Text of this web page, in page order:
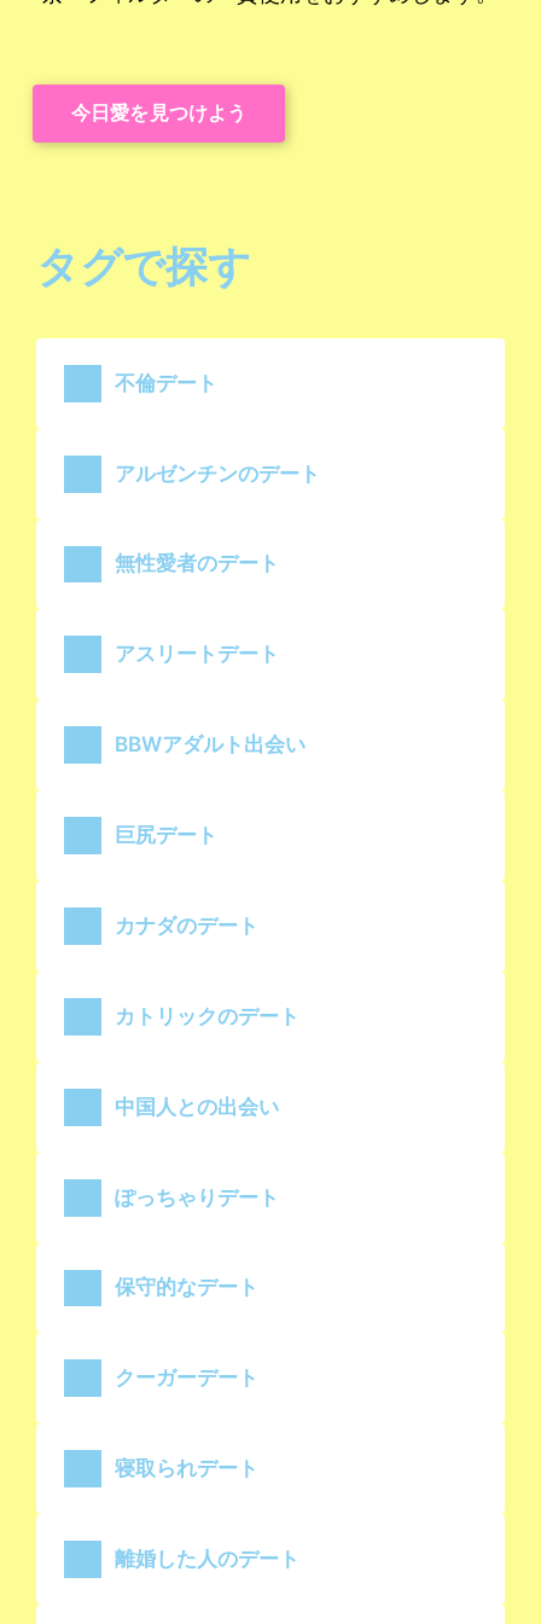
今日愛を見つけよう
タグで探す
不倫デート
アルゼンチンのデート
無性愛者のデート
アスリートデート
BBWアダルト出会い
巨尻デート
カナダのデート
カトリックのデート
中国人との出会い
ぽっちゃりデート
保守的なデート
クーガーデート
寝取られデート
離婚した人のデート